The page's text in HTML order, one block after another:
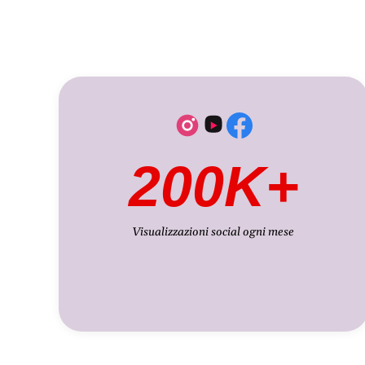
200K+
Visualizzazioni social ogni mese